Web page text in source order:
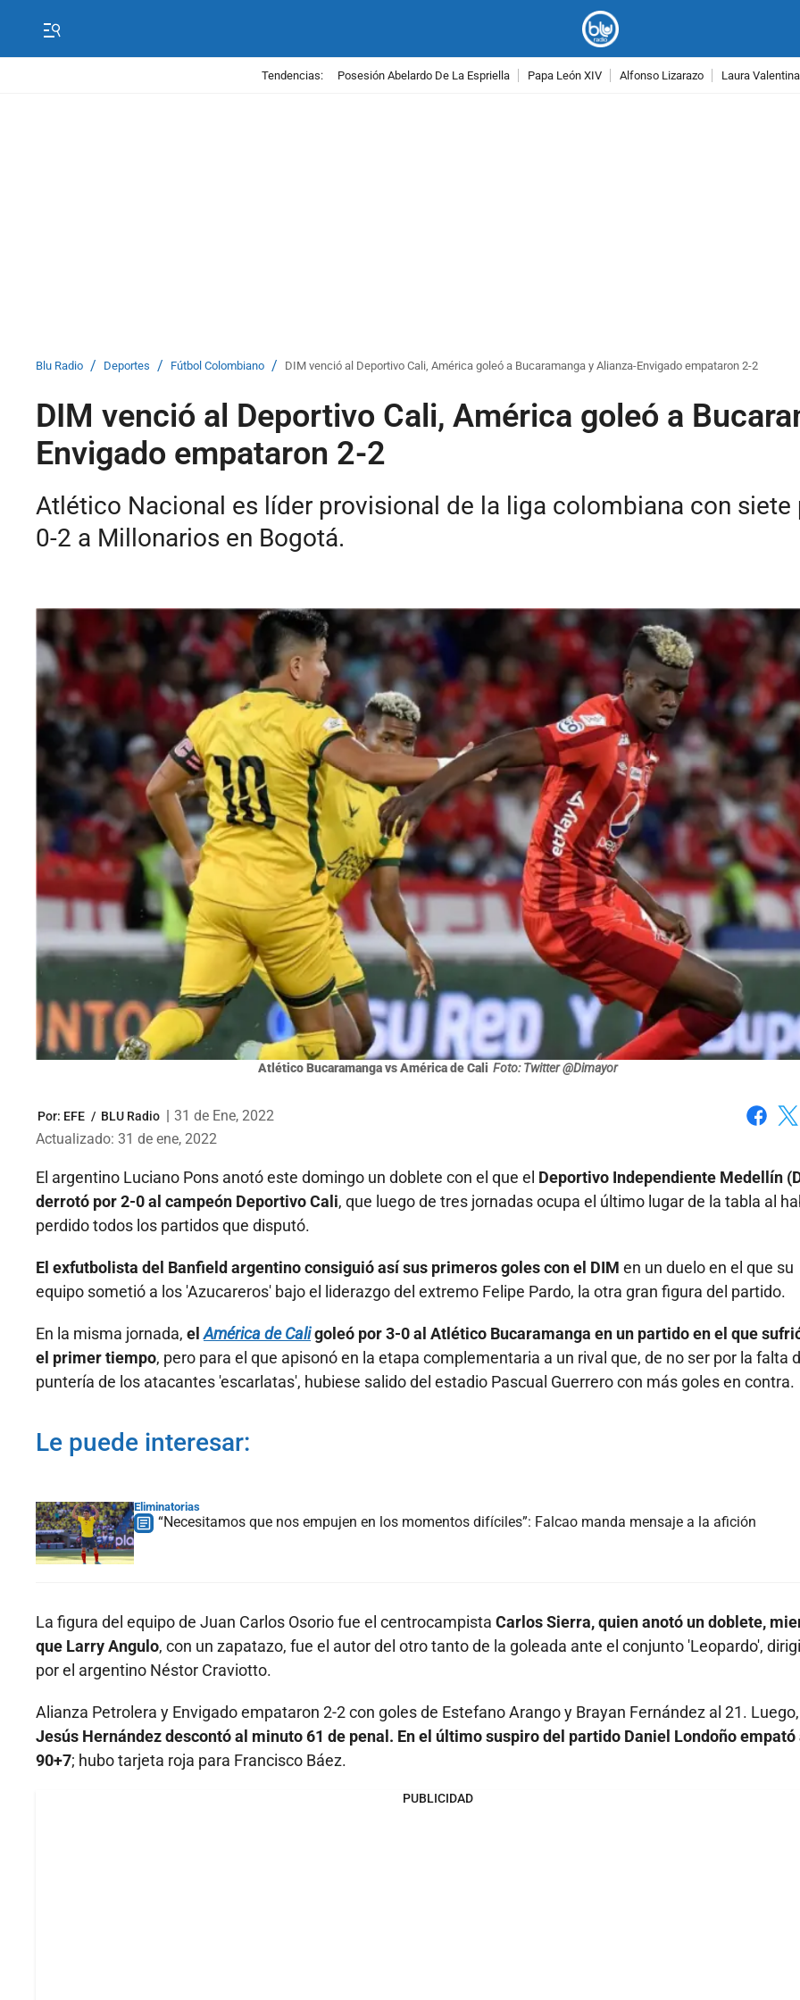
Tendencias: Posesión Abelardo De La Espriella Papa León XIV Alfonso Lizarazo Laura
Blu Radio / Deportes / Fútbol Colombiano / DIM venció al Deportivo Cali, América goleó a Bucaramanga y Alianza-Envigado empataron 2-2
DIM venció al Deportivo Cali, América goleó a
Envigado empataron 2-2
Atlético Nacional es líder provisional de la liga colombiana con
0-2 a Millonarios en Bogotá.
Atlético Bucaramanga vs América de Cali Foto: Twitter @Dimayor
Por: EFE / BLU Radio | 31 de Ene, 2022
Actualizado: 31 de ene, 2022
El argentino Luciano Pons anotó este domingo un doblete con el que el Deportivo Independiente Medellín
derrotó por 2-0 al campeón Deportivo Cali, que luego de tres jornadas ocupa el último lugar de la tabla al
perdido todos los partidos que disputó.
El exfutbolista del Banfield argentino consiguió así sus primeros goles con el DIM en un duelo en el que su
equipo sometió a los 'Azucareros' bajo el liderazgo del extremo Felipe Pardo, la otra gran figura del partido.
En la misma jornada, elAmérica de Caligoleó por 3-0 al Atlético Bucaramanga en un partido en el que
el primer tiempo, pero para el que apisonó en la etapa complementaria a un rival que, de no ser por la falta
puntería de los atacantes 'escarlatas', hubiese salido del estadio Pascual Guerrero con más goles en contra.
Le puede interesar:
Eliminatorias
“Necesitamos que nos empujen en los momentos difíciles”: Falcao manda mensaje a la afición
La figura del equipo de Juan Carlos Osorio fue el centrocampista Carlos Sierra, quien anotó un doblete,
que Larry Angulo, con un zapatazo, fue el autor del otro tanto de la goleada ante el conjunto 'Leopardo',
por el argentino Néstor Craviotto.
Alianza Petrolera y Envigado empataron 2-2 con goles de Estefano Arango y Brayan Fernández al 21. Luego,
Jesús Hernández descontó al minuto 61 de penal. En el último suspiro del partido Daniel Londoño empató
90+7; hubo tarjeta roja para Francisco Báez.
PUBLICIDAD